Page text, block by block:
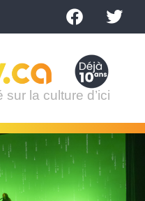
la culture d’ici